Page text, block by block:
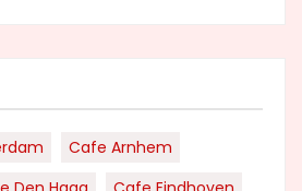
Cafe Arnhem